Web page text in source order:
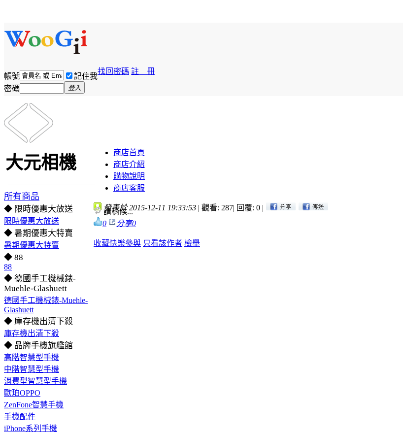
帳號 記住我
找回密碼 註 冊
密碼 登入
大元相機
所有商品
◆ 限時優惠大放送
限時優惠大放送
◆ 暑期優惠大特賣
暑期優惠大特賣
◆ 88
88
◆ 德國手工機械錶-
Muehle-Glashuett
德國手工機械錶-Muehle-
Glashuett
◆ 庫存機出清下殺
庫存機出清下殺
◆ 品牌手機旗艦館
高階智慧型手機
中階智慧型手機
消費型智慧型手機
歐珀OPPO
ZenFone智慧手機
手機配件
iPhone系列手機
商店首頁
商店介紹
購物說明
商店客服
發表於 2015-12-11 19:33:53 | 觀看: 287| 回覆: 0 |
請稍候...
0
分享0
收藏快樂參與 只看該作者 檢舉